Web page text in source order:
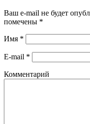
Ваш e-mail не будет
помечены *
Имя *
E-mail *
Комментарий